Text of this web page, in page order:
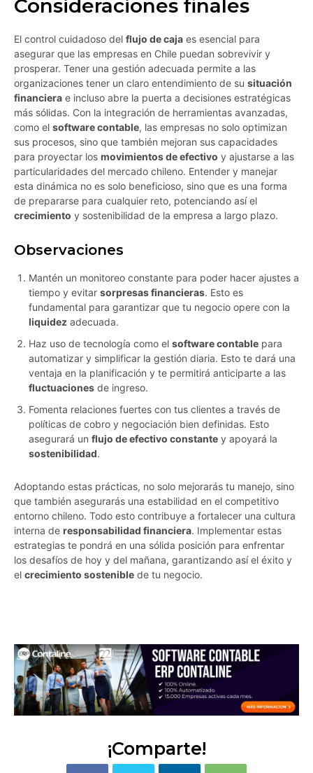
Consideraciones finales
El control cuidadoso del flujo de caja es esencial para
asegurar que las empresas en Chile puedan sobrevivir y
prosperar. Tener una gestión adecuada permite a las
organizaciones tener un claro entendimiento de su situación
financiera e incluso abre la puerta a decisiones estratégicas
más sólidas. Con la integración de herramientas avanzadas,
como el software contable, las empresas no solo optimizan
sus procesos, sino que también mejoran sus capacidades
para proyectar los movimientos de efectivo y ajustarse a las
particularidades del mercado chileno. Entender y manejar
esta dinámica no es solo beneficioso, sino que es una forma
de prepararse para cualquier reto, potenciando así el
crecimiento y sostenibilidad de la empresa a largo plazo.
Observaciones
Mantén un monitoreo constante para poder hacer ajustes a
tiempo y evitar sorpresas financieras. Esto es
fundamental para garantizar que tu negocio opere con la
liquidez adecuada.
Haz uso de tecnología como el software contable para
automatizar y simplificar la gestión diaria. Esto te dará una
ventaja en la planificación y te permitirá anticiparte a las
fluctuaciones de ingreso.
Fomenta relaciones fuertes con tus clientes a través de
políticas de cobro y negociación bien definidas. Esto
asegurará un flujo de efectivo constante y apoyará la
sostenibilidad.
Adoptando estas prácticas, no solo mejorarás tu manejo, sino
que también asegurarás una estabilidad en el competitivo
entorno chileno. Todo esto contribuye a fortalecer una cultura
interna de responsabilidad financiera. Implementar estas
estrategias te pondrá en una sólida posición para enfrentar
los desafíos de hoy y del mañana, garantizando así el éxito y
el crecimiento sostenible de tu negocio.
¡Comparte!